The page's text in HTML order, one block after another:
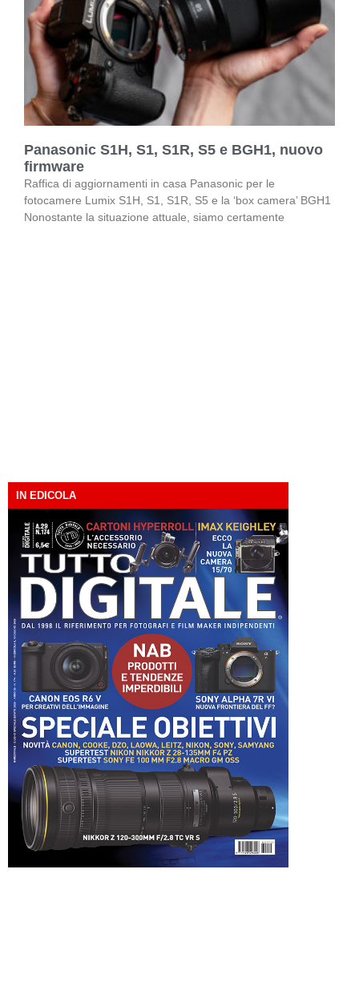
Panasonic S1H, S1, S1R, S5 e BGH1, nuovo
firmware
Raffica di aggiornamenti in casa Panasonic per le
fotocamere Lumix S1H, S1, S1R, S5 e la ‘box camera’ BGH1
Nonostante la situazione attuale, siamo certamente
IN EDICOLA